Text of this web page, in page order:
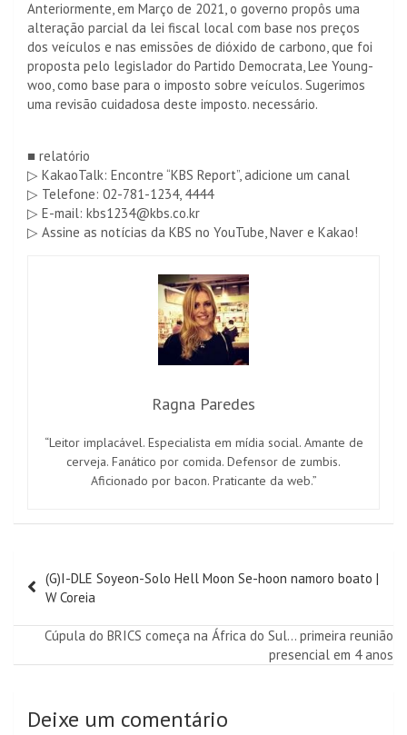
Anteriormente, em Março de 2021, o governo propôs uma
alteração parcial da lei fiscal local com base nos preços
dos veículos e nas emissões de dióxido de carbono, que foi
proposta pelo legislador do Partido Democrata, Lee Young-
woo, como base para o imposto sobre veículos. Sugerimos
uma revisão cuidadosa deste imposto. necessário.
■ relatório
▷ KakaoTalk: Encontre “KBS Report”, adicione um canal
▷ Telefone: 02-781-1234, 4444
▷ E-mail: kbs1234@kbs.co.kr
▷ Assine as notícias da KBS no YouTube, Naver e Kakao!
Ragna Paredes
“Leitor implacável. Especialista em mídia social. Amante de
cerveja. Fanático por comida. Defensor de zumbis.
Aficionado por bacon. Praticante da web.”
de
artigos
(G)I-DLE Soyeon-Solo Hell Moon Se-hoon namoro boato |
W Coreia
Cúpula do BRICS começa na África do Sul… primeira reunião
presencial em 4 anos
Deixe um comentário